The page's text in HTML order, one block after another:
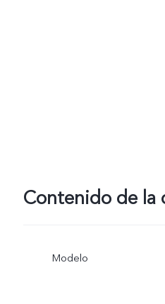
Contenido de la
Modelo